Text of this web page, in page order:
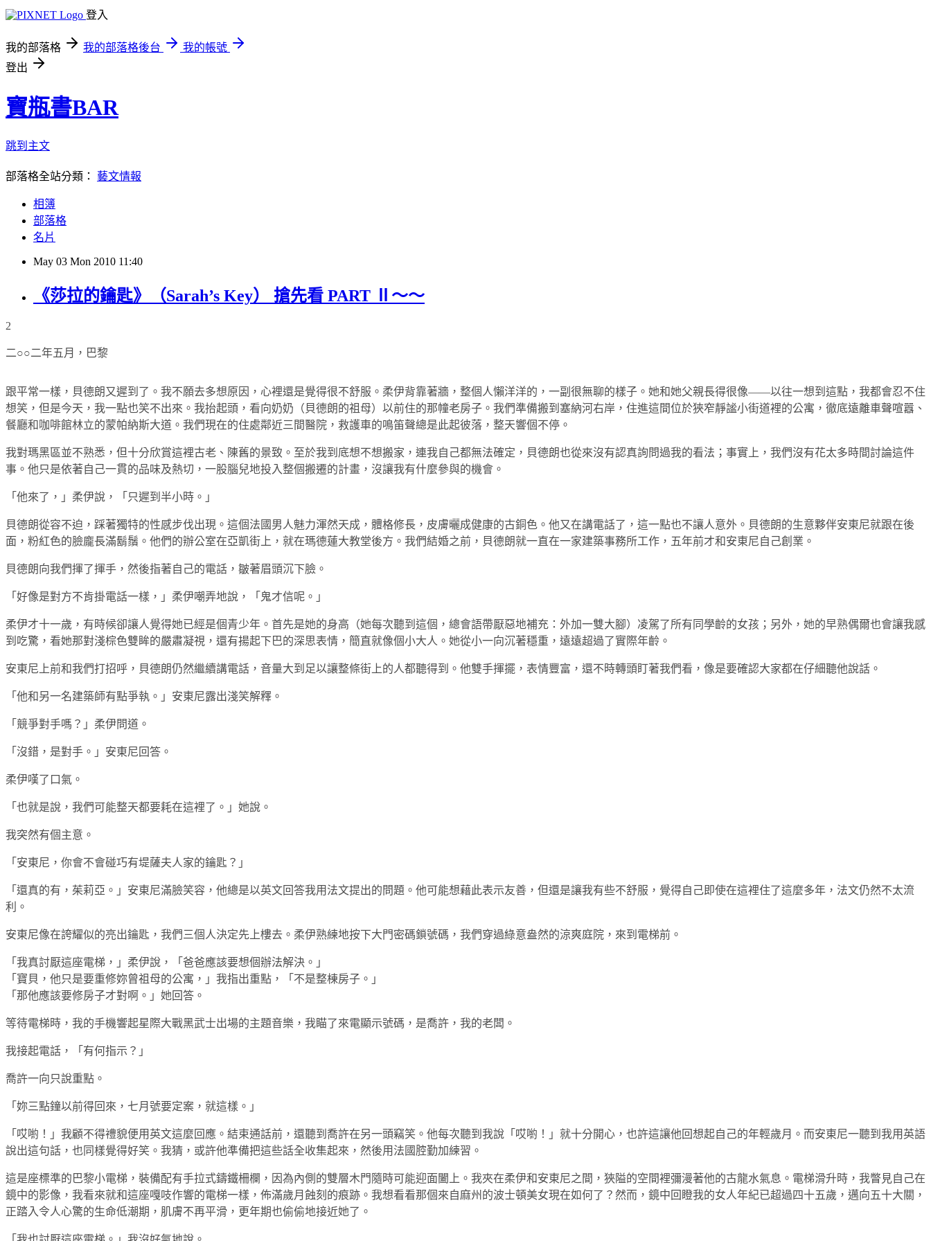
登入
我的部落格 我的部落格後台
我的帳號
登出
寶瓶書BAR
跳到主文
部落格全站分類： 藝文情報
相簿
部落格
名片
May 03 Mon 2010 11:40
《莎拉的鑰匙》（Sarah’s Key） 搶先看 PART Ⅱ～～
2
二○○二年五月，巴黎
跟平常一樣，貝德朗又遲到了。我不願去多想原因，心裡還是覺得很不舒服。柔伊背靠著牆，整個人懶洋洋的，一副很無聊的樣子。她和她父親長得很像——以往一想到這點，我都會忍不住
想笑，但是今天，我一點也笑不出來。我抬起頭，看向奶奶（貝德朗的祖母）以前住的那幢老房子。我們準備搬到塞納河右岸，住進這間位於狹窄靜謐小街道裡的公寓，徹底遠離車聲喧囂、
餐廳和咖啡館林立的蒙帕納斯大道。我們現在的住處鄰近三間醫院，救護車的鳴笛聲總是此起彼落，整天響個不停。
我對瑪黑區並不熟悉，但十分欣賞這裡古老、陳舊的景致。至於我到底想不想搬家，連我自己都無法確定，貝德朗也從來沒有認真詢問過我的看法；事實上，我們沒有花太多時間討論這件
事。他只是依著自己一貫的品味及熱切，一股腦兒地投入整個搬遷的計畫，沒讓我有什麼參與的機會。
「他來了，」柔伊說，「只遲到半小時。」
貝德朗從容不迫，踩著獨特的性感步伐出現。這個法國男人魅力渾然天成，體格修長，皮膚曬成健康的古銅色。他又在講電話了，這一點也不讓人意外。貝德朗的生意夥伴安東尼就跟在後
面，粉紅色的臉龐長滿鬍鬚。他們的辦公室在亞凱街上，就在瑪德蓮大教堂後方。我們結婚之前，貝德朗就一直在一家建築事務所工作，五年前才和安東尼自己創業。
貝德朗向我們揮了揮手，然後指著自己的電話，皺著眉頭沉下臉。
「好像是對方不肯掛電話一樣，」柔伊嘲弄地說，「鬼才信呢。」
柔伊才十一歲，有時候卻讓人覺得她已經是個青少年。首先是她的身高（她每次聽到這個，總會語帶厭惡地補充：外加一雙大腳）凌駕了所有同學齡的女孩；另外，她的早熟偶爾也會讓我感
到吃驚，看她那對淺棕色雙眸的嚴肅凝視，還有揚起下巴的深思表情，簡直就像個小大人。她從小一向沉著穩重，遠遠超過了實際年齡。
安東尼上前和我們打招呼，貝德朗仍然繼續講電話，音量大到足以讓整條街上的人都聽得到。他雙手揮擺，表情豐富，還不時轉頭盯著我們看，像是要確認大家都在仔細聽他說話。
「他和另一名建築師有點爭執。」安東尼露出淺笑解釋。
「競爭對手嗎？」柔伊問道。
「沒錯，是對手。」安東尼回答。
柔伊嘆了口氣。
「也就是說，我們可能整天都要耗在這裡了。」她說。
我突然有個主意。
「安東尼，你會不會碰巧有堤薩夫人家的鑰匙？」
「還真的有，茱莉亞。」安東尼滿臉笑容，他總是以英文回答我用法文提出的問題。他可能想藉此表示友善，但還是讓我有些不舒服，覺得自己即使在這裡住了這麼多年，法文仍然不太流
利。
安東尼像在誇耀似的亮出鑰匙，我們三個人決定先上樓去。柔伊熟練地按下大門密碼鎖號碼，我們穿過綠意盎然的涼爽庭院，來到電梯前。
「我真討厭這座電梯，」柔伊說，「爸爸應該要想個辦法解決。」
「寶貝，他只是要重修妳曾祖母的公寓，」我指出重點，「不是整棟房子。」
「那他應該要修房子才對啊。」她回答。
等待電梯時，我的手機響起星際大戰黑武士出場的主題音樂，我瞄了來電顯示號碼，是喬許，我的老闆。
我接起電話，「有何指示？」
喬許一向只說重點。
「妳三點鐘以前得回來，七月號要定案，就這樣。」
「哎喲！」我顧不得禮貌便用英文這麼回應。結束通話前，還聽到喬許在另一頭竊笑。他每次聽到我說「哎喲！」就十分開心，也許這讓他回想起自己的年輕歲月。而安東尼一聽到我用英語
說出這句話，也同樣覺得好笑。我猜，或許他準備把這些話全收集起來，然後用法國腔勤加練習。
這是座標準的巴黎小電梯，裝備配有手拉式鑄鐵柵欄，因為內側的雙層木門隨時可能迎面闔上。我夾在柔伊和安東尼之間，狹隘的空間裡彌漫著他的古龍水氣息。電梯滑升時，我瞥見自己在
鏡中的影像，我看來就和這座嘎吱作響的電梯一樣，佈滿歲月蝕刻的痕跡。我想看看那個來自麻州的波士頓美女現在如何了？然而，鏡中回瞪我的女人年紀已超過四十五歲，邁向五十大關，
正踏入令人心驚的生命低潮期，肌膚不再平滑，更年期也偷偷地接近她了。